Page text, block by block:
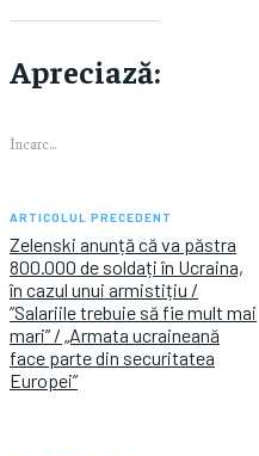
Apreciază:
Încarc...
ARTICOLUL PRECEDENT
Zelenski anunță că va păstra
800.000 de soldați în Ucraina,
în cazul unui armistițiu /
”Salariile trebuie să fie mult mai
mari” / „Armata ucraineană
face parte din securitatea
Europei”